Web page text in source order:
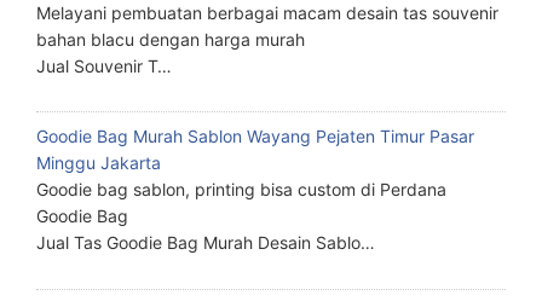
Melayani pembuatan berbagai macam desain tas souvenir
bahan blacu dengan harga murah
Jual Souvenir T…
Goodie Bag Murah Sablon Wayang Pejaten Timur Pasar
Minggu Jakarta
Goodie bag sablon, printing bisa custom di Perdana
Goodie Bag
Jual Tas Goodie Bag Murah Desain Sablo…